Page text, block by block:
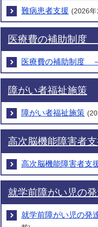
難病患者支援 (2026
医療費の補助制度
医療費の補助制度
障がい者福祉施策
障がい者福祉施策
高次脳機能障害者
高次脳機能障害者支
就学前障がい児の
就学前障がい児の発